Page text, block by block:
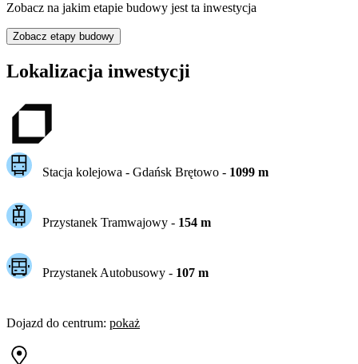
Zobacz na jakim etapie budowy jest ta inwestycja
Zobacz etapy budowy
Lokalizacja inwestycji
Stacja kolejowa - Gdańsk Brętowo- 1099m
Przystanek Tramwajowy - 154m
Przystanek Autobusowy - 107m
Dojazd do centrum: pokaż